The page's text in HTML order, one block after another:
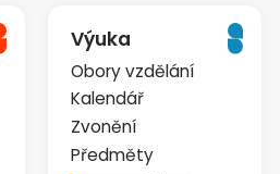
Výuka
Obory vzdělání
Kalendář
Zvonění
Předměty